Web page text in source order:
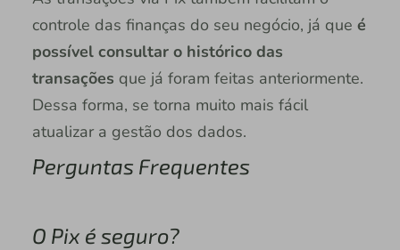
controle das finanças do seu negócio, já que é
possível consultar o histórico das
transações que já foram feitas anteriormente.
Dessa forma, se torna muito mais fácil
atualizar a gestão dos dados.
Perguntas Frequentes
O Pix é seguro?